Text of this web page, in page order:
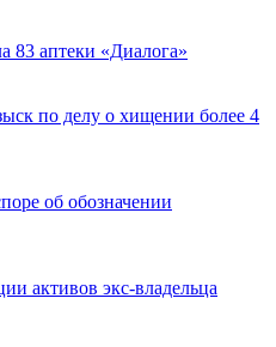
83 аптеки «Диалога»
по делу о хищении более 4
об обозначении
активов экс-владельца